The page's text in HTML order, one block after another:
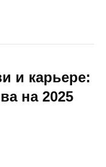
и карьере:
на 2025